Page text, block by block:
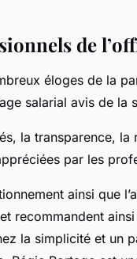
de
éloges de la
salarial avis de la
la transparence, la
par les
ainsi que
recommandent
la simplicité et un